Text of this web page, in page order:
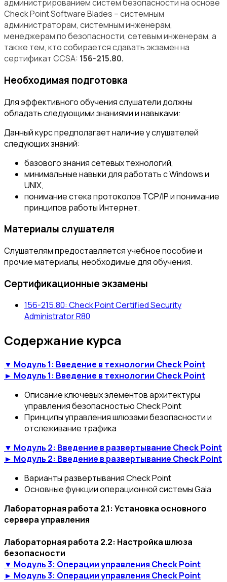
администрированием систем безопасности на основе
Check Point Software Blades – системным
администраторам, системным инженерам,
менеджерам по безопасности, сетевым инженерам, а
также тем, кто собирается сдавать экзамен на
сертификат CCSA: 156-215.80.
Необходимая подготовка
Для эффективного обучения слушатели должны
обладать следующими знаниями и навыками:
Данный курс предполагает наличие у слушателей
следующих знаний:
базового знания сетевых технологий,
минимальные навыки для работать с Windows и
UNIX,
понимание стека протоколов TCP/IP и понимание
принципов работы Интернет.
Материалы слушателя
Слушателям предоставляется учебное пособие и
прочие материалы, необходимые для обучения.
Сертификационные экзамены
156-215.80: Check Point Certified Security
Administrator R80
Содержание курса
▼ Модуль 1: Введение в технологии Check Point
► Модуль 1: Введение в технологии Check Point
Описание ключевых элементов архитектуры
управления безопасностью Check Point
Принципы управления шлюзами безопасности и
отслеживание трафика
▼ Модуль 2: Введение в развертывание Check Point
► Модуль 2: Введение в развертывание Check Point
Варианты развертывания Check Point
Основные функции операционной системы Gaia
Лабораторная работа 2.1: Установка основного
сервера управления
Лабораторная работа 2.2: Настройка шлюза
безопасности
▼ Модуль 3: Операции управления Check Point
► Модуль 3: Операции управления Check Point